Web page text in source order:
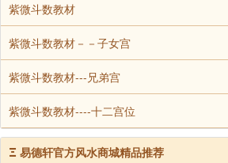
紫微斗数教材
紫微斗数教材－－子女宫
紫微斗数教材---兄弟宫
紫微斗数教材----十二宫位
Ξ 易德轩官方风水商城精品推荐